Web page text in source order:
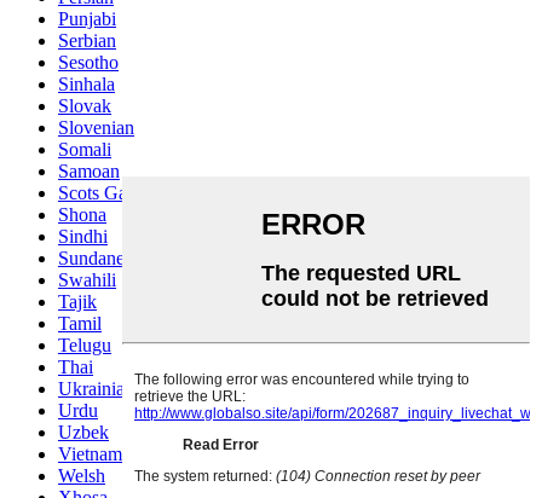
Punjabi
Serbian
Sesotho
Sinhala
Slovak
Slovenian
Somali
Samoan
Scots Gaelic
Shona
Sindhi
Sundanese
Swahili
Tajik
Tamil
Telugu
Thai
Ukrainian
Urdu
Uzbek
Vietnamese
Welsh